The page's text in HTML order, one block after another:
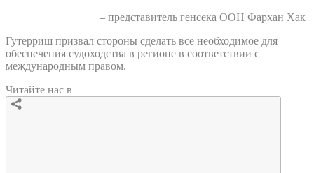
– представитель генсека ООН Фархан Хак
Гутерриш призвал стороны сделать все необходимое для
обеспечения судоходства в регионе в соответствии с
международным правом.
Читайте нас в